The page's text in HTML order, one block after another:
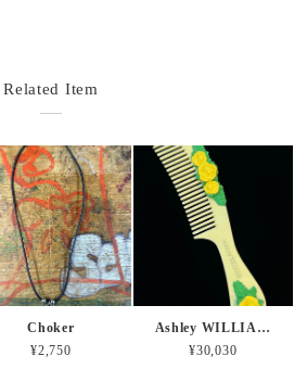
Related Item
Choker
¥2,750
Ashley WILLIAMS flower comb brooch
¥30,030